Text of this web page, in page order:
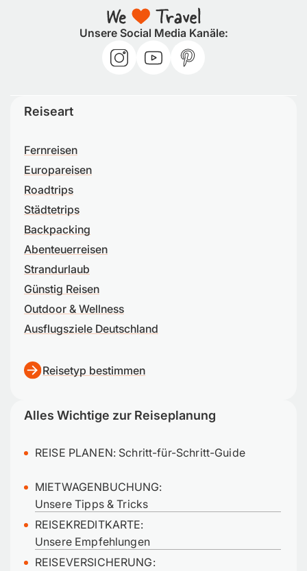
Unsere Social Media Kanäle:
Reiseart
Fernreisen
Europareisen
Roadtrips
Städtetrips
Backpacking
Abenteuerreisen
Strandurlaub
Günstig Reisen
Outdoor & Wellness
Ausflugsziele Deutschland
Reisetyp bestimmen
Alles Wichtige zur Reiseplanung
REISE PLANEN: Schritt-für-Schritt-Guide
MIETWAGENBUCHUNG:
Unsere Tipps & Tricks
REISEKREDITKARTE:
Unsere Empfehlungen
REISEVERSICHERUNG: